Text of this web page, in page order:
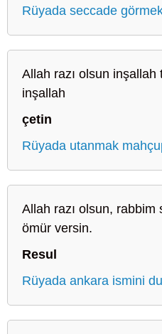
Rüyada seccade
Allah razı olsun inşallah
inşallah
çetin
Rüyada utanmak
Allah razı olsun,
ömür versin.
Resul
Rüyada ankara ismini